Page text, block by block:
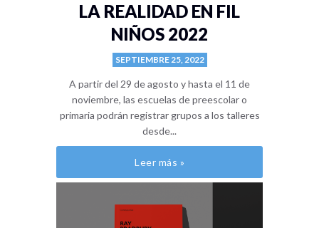
LA REALIDAD EN FIL
NIÑOS 2022
SEPTIEMBRE 25, 2022
A partir del 29 de agosto y hasta el 11 de
noviembre, las escuelas de preescolar o
primaria podrán registrar grupos a los talleres
desde...
Leer más »